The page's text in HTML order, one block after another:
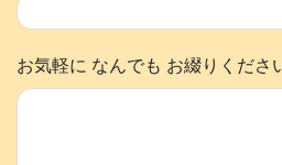
お気軽に なんでも お綴りくださ